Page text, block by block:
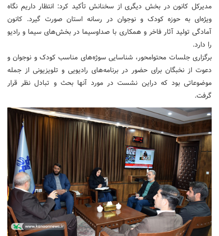
مدیرکل کانون در بخش دیگری از سخنانش تأکید کرد: انتظار داریم نگاه
ویژه‌ای به حوزه کودک و نوجوان در رسانه استان صورت گیرد. کانون
آمادگی تولید آثار فاخر و همکاری با صداوسیما در بخش‌های سیما و رادیو
را دارد.
برگزاری جلسات محتوامحور، شناسایی سوژه‌های مناسب کودک و نوجوان و
دعوت از نخبگان برای حضور در برنامه‌های رادیویی و تلویزیونی از جمله
موضوعاتی بود که دراین نشست در مورد آنها بحث و تبادل نظر قرار
گرفت.